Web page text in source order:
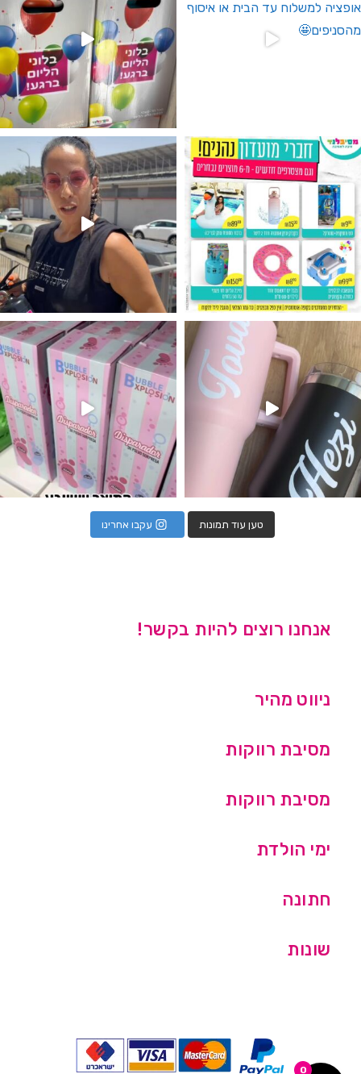
מין העובר רק במסיבלנד !! קיים
מטף לגילוי מין העובר חזר למלא
טען עוד תמונות עקבו אחרינו
אנחנו רוצים להיות בקשר!
ניווט מהיר
מסיבת רווקות
מסיבת רווקות
ימי הולדת
חתונה
שונות
0